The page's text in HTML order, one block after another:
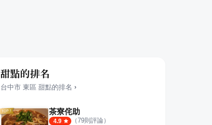
甜點的排名
台中市 東區 甜點的排名 ›
茶寮侘助
4.9 （79則評論）